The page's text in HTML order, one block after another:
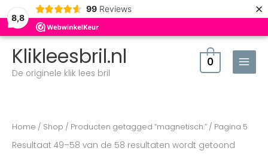
8,8
99 Reviews ×
Klikleesbril.nl
De originele klik lees bril
0
Home / Shop / Producten getagged “magnetisch.” / Pagina 5
Resultaat 49–58 van de 58 resultaten wordt getoond